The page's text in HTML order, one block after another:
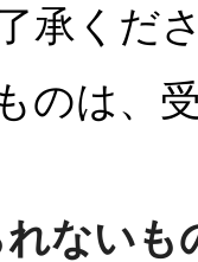
承くだ
のは、
れないも